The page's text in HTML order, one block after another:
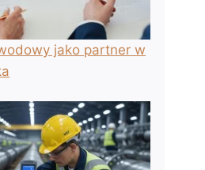
jako partner w